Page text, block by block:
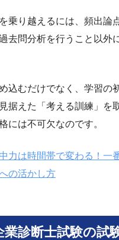
乗り越えるには、頻出論
去問分析を行うこと以外
込むだけでなく、学習の
据えた「考える訓練」を
には不可欠なのです。
力は時間帯で変わる！一
の活かし方
業診断士試験の試